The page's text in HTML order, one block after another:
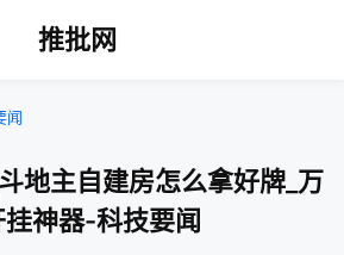
推批网
闻
地主自建房怎么拿好牌_万
挂神器-科技要闻